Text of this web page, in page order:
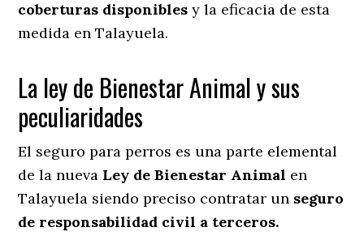
coberturas disponibles y la eficacia de esta
medida en Talayuela.
La ley de Bienestar Animal y sus
peculiaridades
El seguro para perros es una parte elemental
de la nueva Ley de Bienestar Animal en
Talayuela siendo preciso contratar un seguro
de responsabilidad civil a terceros.